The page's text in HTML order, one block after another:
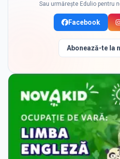
Sau urmărește Edulio pentru
Facebook
Abonează-te la